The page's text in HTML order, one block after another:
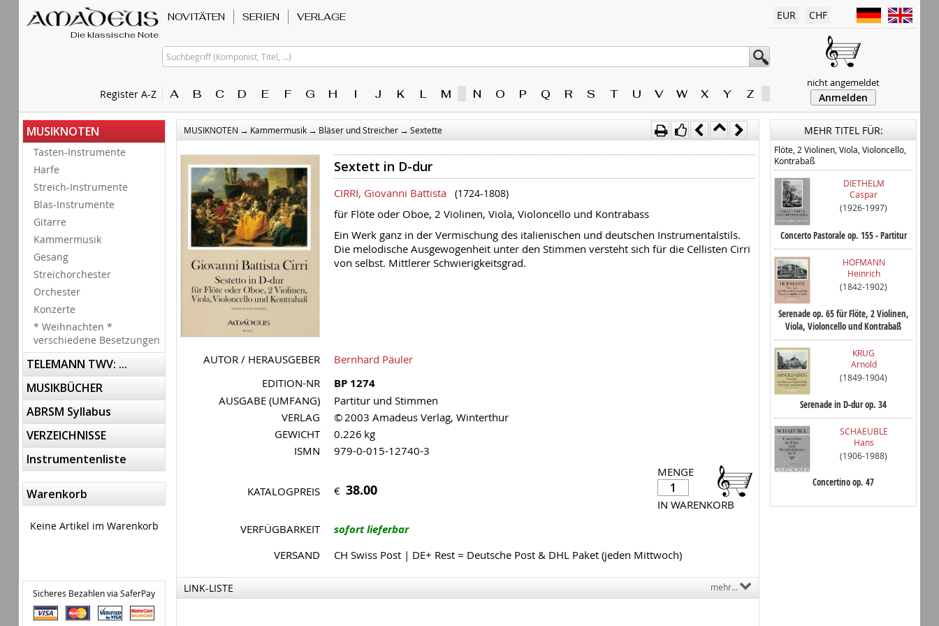
Die klassische Note
Register A-Z
NOVITÄTEN SERIEN VERLAGE
Suchbegriff (Komponist, Titel, ...)
A B C D E F G H I J K L M N O P Q R S T U V W X Y Z
EUR CHF
nicht angemeldet
Anmelden
MUSIKNOTEN
Tasten-Instrumente
Harfe
Streich-Instrumente
Blas-Instrumente
Gitarre
Kammermusik
Gesang
Streichorchester
Orchester
Konzerte
* Weihnachten *
verschiedene Besetzungen
TELEMANN TWV: ...
MUSIKBÜCHER
ABRSM Syllabus
VERZEICHNISSE
Instrumentenliste
Warenkorb
Keine Artikel im Warenkorb
Sicheres Bezahlen via SaferPay
MUSIKNOTEN → Kammermusik → Bläser und Streicher → Sextette
Sextett in D-dur
CIRRI, Giovanni Battista (1724-1808)
für Flöte oder Oboe, 2 Violinen, Viola, Violoncello und Kontrabass
Ein Werk ganz in der Vermischung des italienischen und deutschen Instrumentalstils.
Die melodische Ausgewogenheit unter den Stimmen versteht sich für die Cellisten Cirri
von selbst. Mittlerer Schwierigkeitsgrad.
AUTOR / HERAUSGEBER
Bernhard Päuler
EDITION-NR
BP 1274
AUSGABE (UMFANG)
Partitur und Stimmen
VERLAG
© 2003 Amadeus Verlag, Winterthur
GEWICHT
0.226 kg
ISMN
979-0-015-12740-3
MENGE
IN WARENKORB
KATALOGPREIS € 38.00
VERFÜGBARKEIT sofort lieferbar
VERSAND CH Swiss Post | DE+ Rest = Deutsche Post & DHL Paket (jeden Mittwoch)
LINK-LISTE mehr...
MEHR TITEL FÜR:
Flöte, 2 Violinen, Viola, Violoncello,
Kontrabaß
DIETHELM
Caspar
(1926-1997)
Concerto Pastorale op. 155 - Partitur
HOFMANN
Heinrich
(1842-1902)
Serenade op. 65 für Flöte, 2 Violinen,
Viola, Violoncello und Kontrabaß
KRUG
Arnold
(1849-1904)
Serenade in D-dur op. 34
SCHAEUBLE
Hans
(1906-1988)
Concertino op. 47